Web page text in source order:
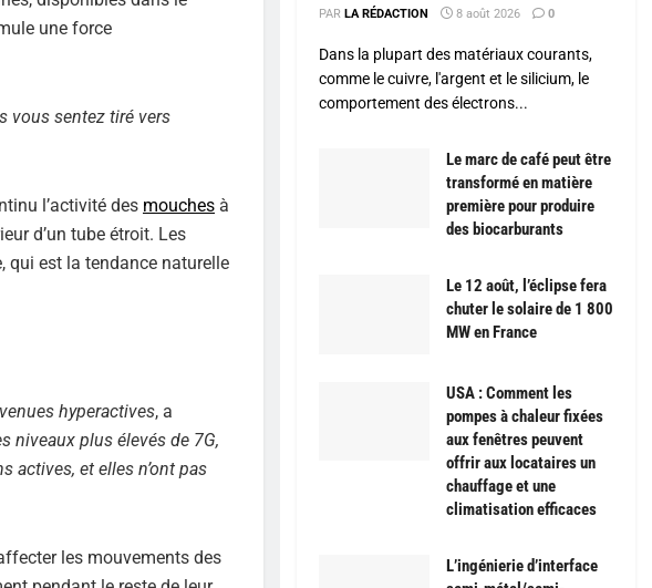
une force
vous sentez tiré vers
l’activité des mouches à
d’un tube étroit. Les
qui est la tendance naturelle
hyperactives, a
niveaux plus élevés de 7G,
actives, et elles n’ont pas
les mouvements des
PAR LA RÉDACTION 8 août 2026 0
Dans la plupart des matériaux courants,
comme le cuivre, l'argent et le silicium, le
comportement des électrons...
Le marc de café peut être
transformé en matière
première pour produire
des biocarburants
Le 12 août, l’éclipse fera
chuter le solaire de 1 800
MW en France
USA : Comment les
pompes à chaleur fixées
aux fenêtres peuvent
offrir aux locataires un
chauffage et une
climatisation efficaces
L’ingénierie d’interface